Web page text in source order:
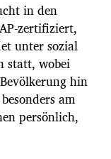
in den
zertifiziert,
unter sozial
statt, wobei
hin
am
persönlich,